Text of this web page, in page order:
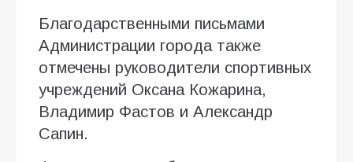
Благодарственными письмами
Администрации города также
отмечены руководители спортивных
учреждений Оксана Кожарина,
Владимир Фастов и Александр
Сапин.